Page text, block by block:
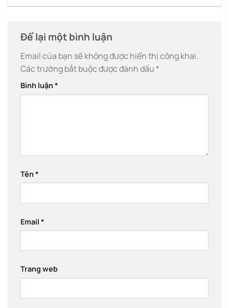
Để lại một bình luận
Email của bạn sẽ không được hiển thị công khai.
Các trường bắt buộc được đánh dấu*
Bình luận*
Tên*
Email *
Trang web